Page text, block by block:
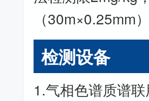
（30m×0.25mm
检测设备
1.气相色谱质谱